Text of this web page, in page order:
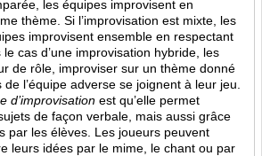
les équipes improvisent en
thème. Si l’improvisation est mixte, les
improvisent ensemble en respectant
cas d’une improvisation hybride, les
de rôle, improviser sur un thème donné
l’équipe adverse se joignent à leur jeu.
d’improvisation est qu’elle permet
de façon verbale, mais aussi grâce
par les élèves. Les joueurs peuvent
leurs idées par le mime, le chant ou par